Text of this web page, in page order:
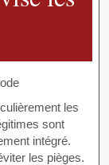
les
sont
intégré.
les pièges.